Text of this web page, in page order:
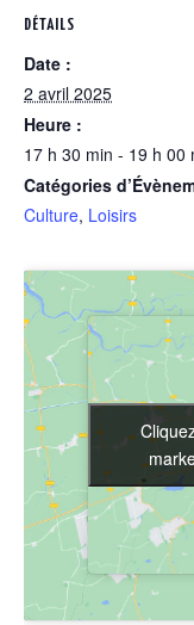
DÉTAILS
Date :
2 avril 2025
Heure :
17 h 30 min - 19 h 00
Catégories
Culture, Loisirs